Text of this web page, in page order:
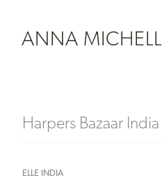
ANNA MICHELL
Harpers Bazaar India
ELLE INDIA